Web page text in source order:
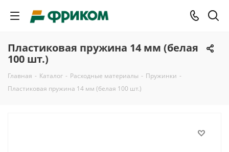
Пластиковая пружина 14 мм (белая
100 шт.)
Главная - Каталог - Расходные материалы - Пружинки -
Пластиковая пружина 14 мм (белая 100 шт.)